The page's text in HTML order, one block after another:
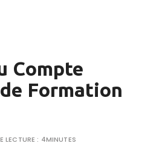
Compte
Formation
LECTURE : 4MINUTES